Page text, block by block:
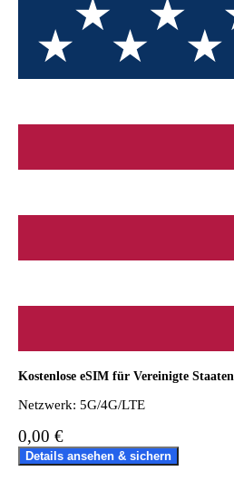
Kostenlose eSIM für Vereinigte Staaten
Netzwerk: 5G/4G/LTE
0,00 €
Details ansehen & sichern